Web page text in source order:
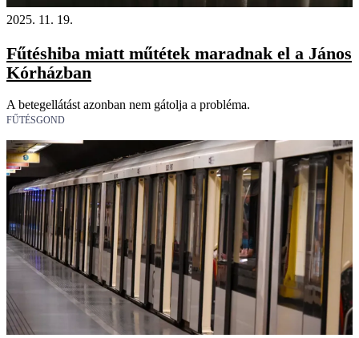
2025. 11. 19.
Fűtéshiba miatt műtétek maradnak el a János
Kórházban
A betegellátást azonban nem gátolja a probléma.
FŰTÉSGOND